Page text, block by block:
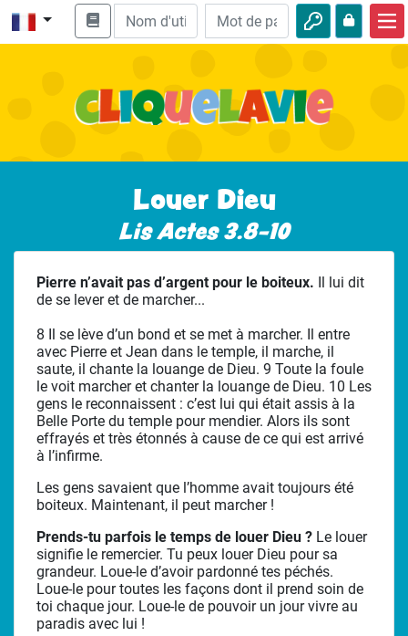
Enseignement biblique
Nature
Aventures
Loisirs
Louer Dieu
Lis Actes 3.8-10
Pierre n’avait pas d’argent pour le boiteux. Il lui dit
de se lever et de marcher...
8 Il se lève d’un bond et se met à marcher. Il entre
avec Pierre et Jean dans le temple, il marche, il
saute, il chante la louange de Dieu. 9 Toute la foule
le voit marcher et chanter la louange de Dieu. 10 Les
gens le reconnaissent : c’est lui qui était assis à la
Belle Porte du temple pour mendier. Alors ils sont
effrayés et très étonnés à cause de ce qui est arrivé
à l’infirme.
Les gens savaient que l’homme avait toujours été
boiteux. Maintenant, il peut marcher !
Prends-tu parfois le temps de louer Dieu ? Le louer
signifie le remercier. Tu peux louer Dieu pour sa
grandeur. Loue-le d’avoir pardonné tes péchés.
Loue-le pour toutes les façons dont il prend soin de
toi chaque jour. Loue-le de pouvoir un jour vivre au
paradis avec lui !